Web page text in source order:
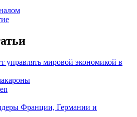
управлять мировой экономикой в
Франции, Германии и